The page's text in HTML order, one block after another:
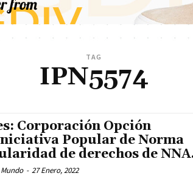
TAG
IPN5574
Corporación Opción
Popular de Norma
de derechos de
- 27 Enero, 2022